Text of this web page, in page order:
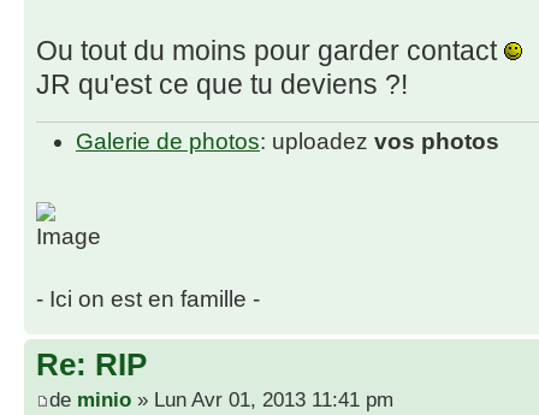
Ou tout du moins pour garder contact
JR qu'est ce que tu deviens ?!
Galerie de photos: uploadez vos photos
- Ici on est en famille -
Re: RIP
de minio » Lun Avr 01, 2013 11:41 pm